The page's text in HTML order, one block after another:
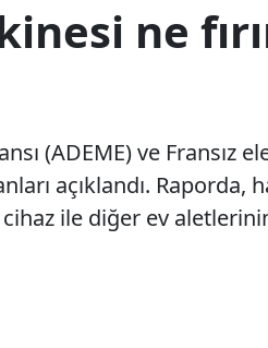
ne
(ADEME) ve
açıklandı. Raporda,
cihaz ile diğer ev